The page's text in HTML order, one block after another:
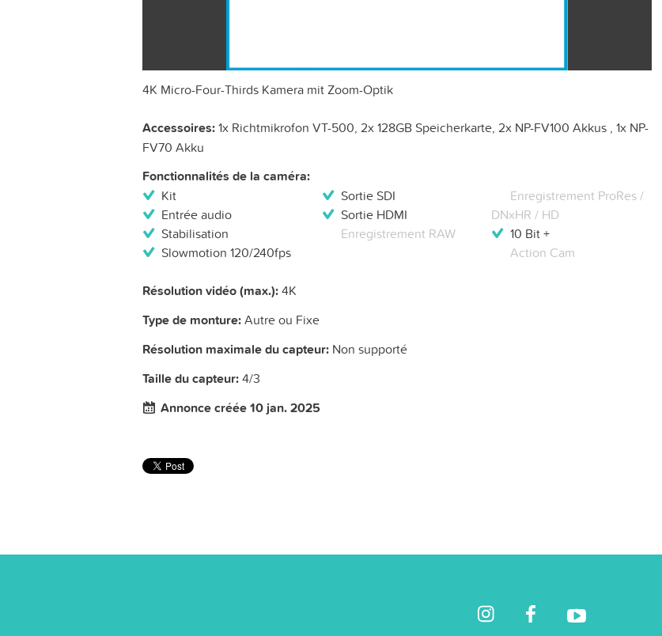
4K Micro-Four-Thirds Kamera mit Zoom-Optik
Accessoires:1x Richtmikrofon VT-500, 2x 128GB Speicherkarte, 2x NP-FV100 Akkus , 1x NP-
FV70 Akku
Fonctionnalités de la caméra:
Kit
Entrée audio
Stabilisation
Slowmotion 120/240fps
Sortie SDI
Sortie HDMI
Enregistrement RAW
Enregistrement ProRes /
DNxHR / HD
10 Bit +
Action Cam
Résolution vidéo (max.):4K
Type de monture:Autre ou Fixe
Résolution maximale du capteur: Non supporté
Taille du capteur:4/3
Annonce créée 10 jan. 2025